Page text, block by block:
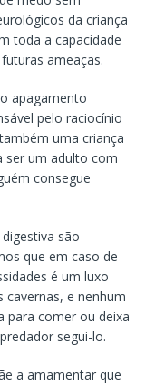
da criança
toda a capacidade
ameaças.
apagamento
pelo raciocínio
uma criança
ser um adulto com
consegue
são
que em caso de
é um luxo
e nenhum
para comer ou deixa
segui-lo.
a amamentar que